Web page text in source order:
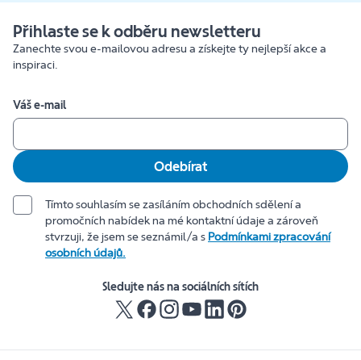
Přihlaste se k odběru newsletteru
Zanechte svou e-mailovou adresu a získejte ty nejlepší akce a
inspiraci.
Váš e-mail
Odebírat
Tímto souhlasím se zasíláním obchodních sdělení a
promočních nabídek na mé kontaktní údaje a zároveň
stvrzuji, že jsem se seznámil/a s Podmínkami zpracování
osobních údajů.
Sledujte nás na sociálních sítích